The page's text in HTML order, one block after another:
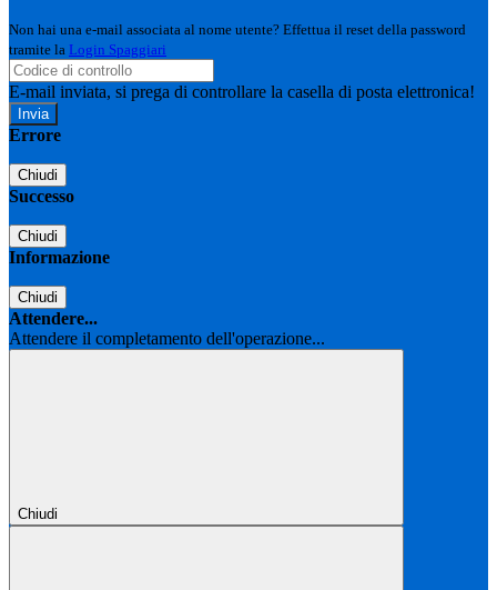
Non hai una e-mail associata al nome utente? Effettua il reset della password
tramite la Login Spaggiari
E-mail inviata, si prega di controllare la casella di posta elettronica!
Errore
Chiudi
Successo
Chiudi
Informazione
Chiudi
Attendere...
Attendere il completamento dell'operazione...
Chiudi